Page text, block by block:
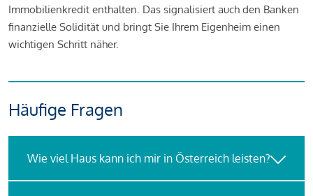
Immobilienkredit enthalten. Das signalisiert auch den Banken
finanzielle Solidität und bringt Sie Ihrem Eigenheim einen
wichtigen Schritt näher.
Häufige Fragen
Wie viel Haus kann ich mir in Österreich leisten?